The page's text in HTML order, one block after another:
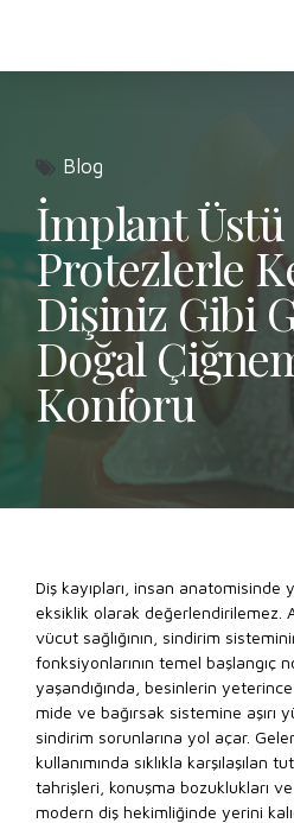
Blog
İmplant Üstü
Protezlerle
Dişiniz Gibi
Doğal
Konforu
Diş kayıpları, insan anatomisinde
eksiklik olarak değerlendirilemez.
vücut sağlığının, sindirim
fonksiyonlarının temel başlangıç
yaşandığında, besinlerin
mide ve bağırsak sistemine aşırı
sindirim sorunlarına yol açar.
kullanımında sıklıkla karşılaşılan
tahrişleri, konuşma bozuklukları
modern diş hekimliğinde yerini